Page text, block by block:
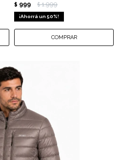
$ 999 $ 1.999
50